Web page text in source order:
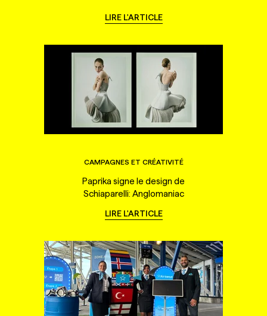
LIRE L'ARTICLE
CAMPAGNES ET CRÉATIVITÉ
Paprika signe le design de
Schiaparelli: Anglomaniac
LIRE L'ARTICLE